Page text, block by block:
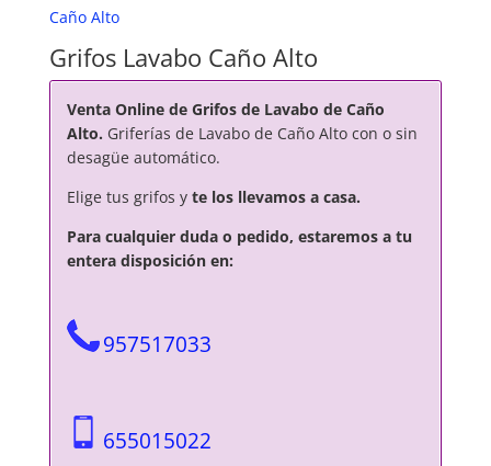
Caño Alto
Grifos Lavabo Caño Alto
Venta Online de Grifos de Lavabo de Caño
Alto. Griferías de Lavabo de Caño Alto con o sin
desagüe automático.
Elige tus grifos y te los llevamos a casa.
Para cualquier duda o pedido, estaremos a tu
entera disposición en:
957517033
655015022